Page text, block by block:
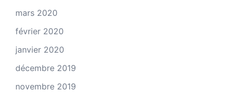
mars 2020
février 2020
janvier 2020
décembre 2019
novembre 2019